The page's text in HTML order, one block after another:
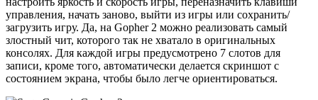
управления, начать заново, выйти из игры или сохранить/
загрузить игру. Да, на Gopher 2 можно реализовать самый
злостный чит, которого так не хватало в оригинальных
консолях. Для каждой игры предусмотрено 7 слотов для
записи, кроме того, автоматически делается скриншот с
состоянием экрана, чтобы было легче ориентироваться.